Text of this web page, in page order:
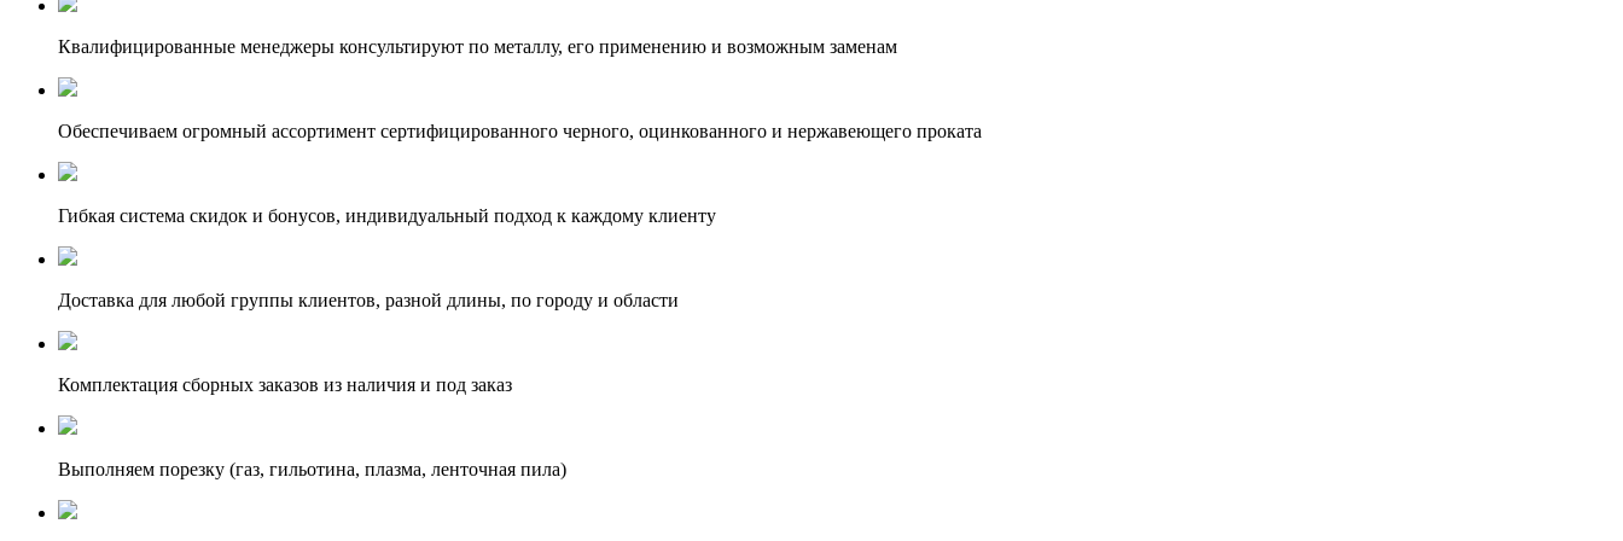
Квалифицированные менеджеры консультируют по металлу, его применению и возможным заменам
Обеспечиваем огромный ассортимент сертифицированного черного, оцинкованного и нержавеющего проката
Гибкая система скидок и бонусов, индивидуальный подход к каждому клиенту
Доставка для любой группы клиентов, разной длины, по городу и области
Комплектация сборных заказов из наличия и под заказ
Выполняем порезку (газ, гильотина, плазма, ленточная пила)